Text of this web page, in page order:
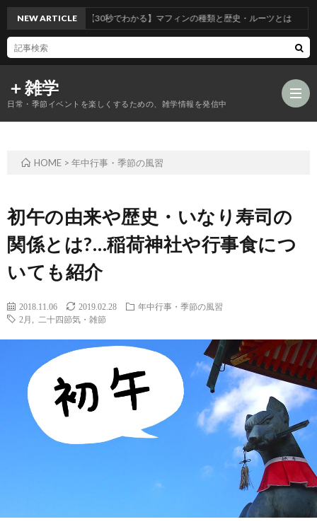
＋雑学
日常・季節イベントを楽しくするための、雑学情報を発信中
ー
ツ
と
歴
季
節
の
風
由
来
や
意
NEW ARTICLE
【30秒でわかる】マフィンの種類と歴史・ルーツとは
HOME > 年中行事・季節の風習
初午の由来や歴史・いなり寿司の
関係とは?…稲荷神社や行事食につ
いても紹介
2018.11.06 2019.02.28
年中行事・季節の風習
2月
二十四節気・雑節